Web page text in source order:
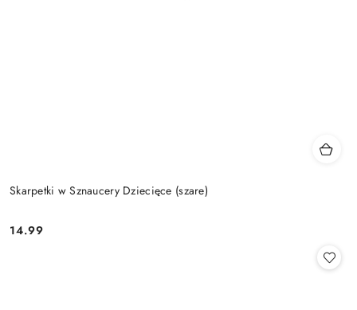
Skarpetki w Sznaucery Dziecięce (szare)
Cena:
14.99